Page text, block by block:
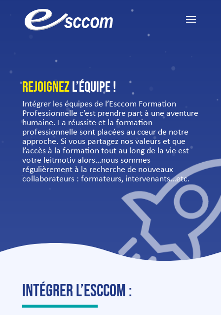
REJOIGNEZL’éQUIPE !
Intégrer les équipes de l’Esccom Formation
Professionnelle c’est prendre part à une aventure
humaine. La réussite et la formation
professionnelle sont placées au cœur de notre
approche. Si vous partagez nos valeurs et que
l’accès à la formation tout au long de la vie est
votre leitmotiv alors…nous sommes
régulièrement à la recherche de nouveaux
collaborateurs : formateurs, intervenants…etc.
Intégrer l’Esccom :